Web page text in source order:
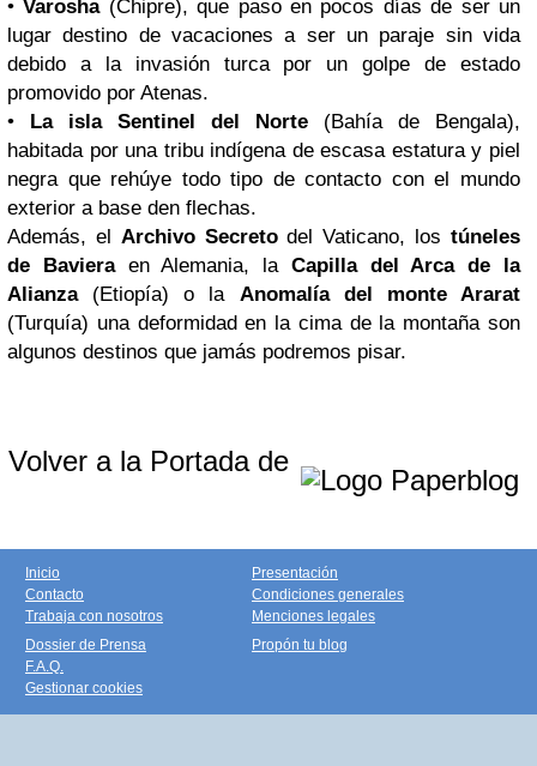
•Varosha(Chipre), que paso en pocos días de ser un
lugar destino de vacaciones a ser un paraje sin vida
debido a la invasión turca por un golpe de estado
promovido por Atenas.
• La isla Sentinel del Norte (Bahía de Bengala),
habitada por una tribu indígena de escasa estatura y piel
negra que rehúye todo tipo de contacto con el mundo
exterior a base den flechas.
Además, el Archivo Secretodel Vaticano, lostúneles
de Bavieraen Alemania, la Capilla del Arca de la
Alianza(Etiopía) o la Anomalía del monte Ararat
(Turquía) una deformidad en la cima de la montaña son
algunos destinos que jamás podremos pisar.
Volver a la Portada de
Inicio
Contacto
Trabaja con nosotros
Presentación
Condiciones generales
Menciones legales
Dossier de Prensa
F.A.Q.
Gestionar cookies
Propón tu blog